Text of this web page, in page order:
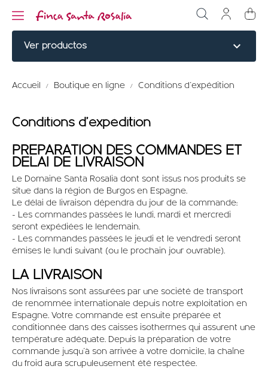
Ver productos expand_more
ÉLABORÉ
MENU TITLE
PERDRIX ROUGE
MENU TITLE
OFFRES
Accueil Boutique en ligne Conditions d'expédition
Conditions d'expédition
PREPARATION DES COMMANDES ET
DELAI DE LIVRAISON
Le Domaine Santa Rosalia dont sont issus nos produits se
situe dans la région de Burgos en Espagne.
Le délai de livraison dépendra du jour de la commande:
- Les commandes passées le lundi, mardi et mercredi
seront expédiées le lendemain.
- Les commandes passées le jeudi et le vendredi seront
émises le lundi suivant (ou le prochain jour ouvrable).
LA LIVRAISON
Nos livraisons sont assurées par une société de transport
de renommée internationale depuis notre exploitation en
Espagne. Votre commande est ensuite préparée et
conditionnée dans des caisses isothermes qui assurent une
température adéquate. Depuis la préparation de votre
commande jusqu’à son arrivée à votre domicile, la chaîne
du froid aura scrupuleusement été respectée.